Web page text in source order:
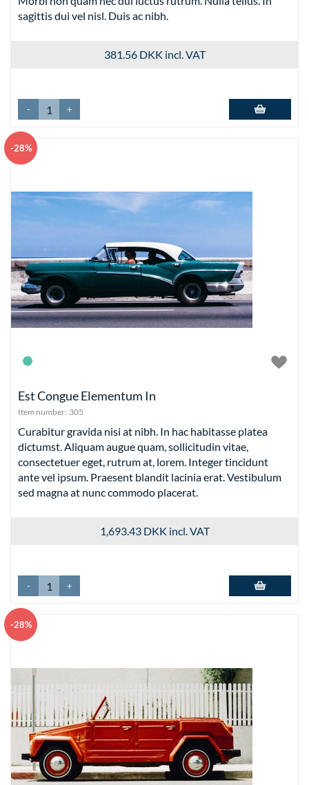
sagittis dui vel nisl. Duis ac nibh.
381.56 DKK incl. VAT
- +
-28%
Est Congue Elementum In
Item number: 305
Curabitur gravida nisi at nibh. In hac habitasse platea
dictumst. Aliquam augue quam, sollicitudin vitae,
consectetuer eget, rutrum at, lorem. Integer tincidunt
ante vel ipsum. Praesent blandit lacinia erat. Vestibulum
sed magna at nunc commodo placerat.
1,693.43 DKK incl. VAT
- +
-28%